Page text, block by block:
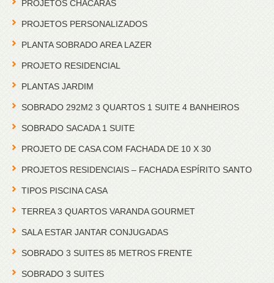
PROJETOS CHACARAS
PROJETOS PERSONALIZADOS
PLANTA SOBRADO AREA LAZER
PROJETO RESIDENCIAL
PLANTAS JARDIM
SOBRADO 292M2 3 QUARTOS 1 SUITE 4 BANHEIROS
SOBRADO SACADA 1 SUITE
PROJETO DE CASA COM FACHADA DE 10 X 30
PROJETOS RESIDENCIAIS – FACHADA ESPÍRITO SANTO
TIPOS PISCINA CASA
TERREA 3 QUARTOS VARANDA GOURMET
SALA ESTAR JANTAR CONJUGADAS
SOBRADO 3 SUITES 85 METROS FRENTE
SOBRADO 3 SUITES